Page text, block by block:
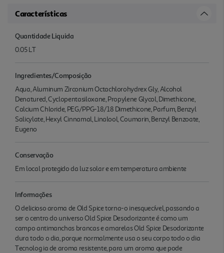
Características
Quantidade Liquida
0.05 LT
Ingredientes/Composição
Aqua, Aluminum Zirconium Octachlorohydrex Gly, Alcohol
Denatured, Cyclopentasiloxane, Propylene Glycol, Dimethicone,
Calcium Chloride, PEG/PPG-18/18 Dimethicone, Parfum, Benzyl
Salicylate, Hexyl Cinnamal, Linalool, Coumarin, Benzyl Benzoate,
Eugeno
Conservação
Em local protegido da luz solar e em temperatura ambiente
Informações
O delicioso aroma de Old Spice torna-o inesquecível, passando a
ser o centro do universo Old Spice Desodorizante é como um
campo antimanchas brancas e amarelas Old Spice Desodorizante
dura todo o dia, porque normalmente usa o seu corpo todo o dia
Tecnolog ia de aroma resistente, para um aroma que pode